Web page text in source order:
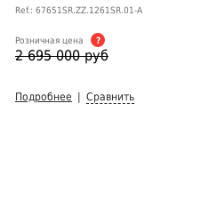
Ref.: 67651SR.ZZ.1261SR.01-A
Розничная цена ?
2 695 000 руб
Подробнее Сравнить